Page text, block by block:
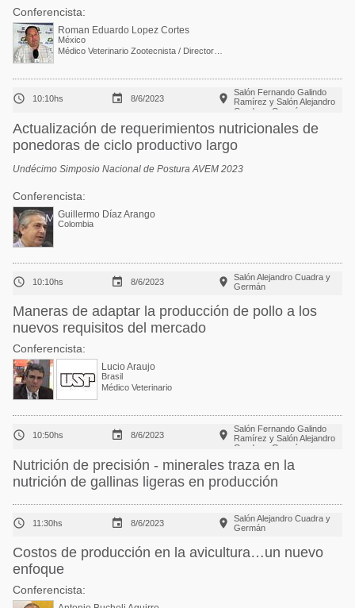
Conferencista:
Roman Eduardo Lopez Cortes
México
 10:10hs  8/6/2023 
Salón Fernando Galindo
Ramírez y Salón Alejandro
Cuadra y Germán
Actualización de requerimientos nutricionales de
ponedoras de ciclo productivo largo
Undécimo Simposio Nacional de Postura AVEM 2023
Conferencista:
Guillermo Díaz Arango
Colombia
 10:10hs  8/6/2023 
Salón Alejandro Cuadra y
Germán
Maneras de adaptar la producción de pollo a los
nuevos requisitos del mercado
Conferencista:
Lucio Araujo
Brasil
Médico Veterinario
 10:50hs  8/6/2023 
Salón Fernando Galindo
Ramírez y Salón Alejandro
Cuadra y Germán
Nutrición de precisión - minerales traza en la
nutrición de gallinas ligeras en producción
 11:30hs  8/6/2023 
Salón Alejandro Cuadra y
Germán
Costos de producción en la avicultura…un nuevo
enfoque
Conferencista: